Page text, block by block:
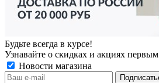
Будьте всегда в курсе!
Узнавайте о скидках и акциях первым
Новости магазина